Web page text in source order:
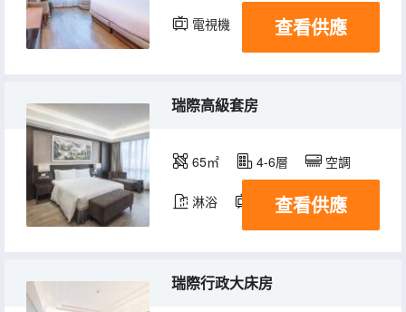
電視機 查看供應
瑞際高級套房
65㎡ 4-6層 空調
淋浴 電視機
查看供應
瑞際行政大床房